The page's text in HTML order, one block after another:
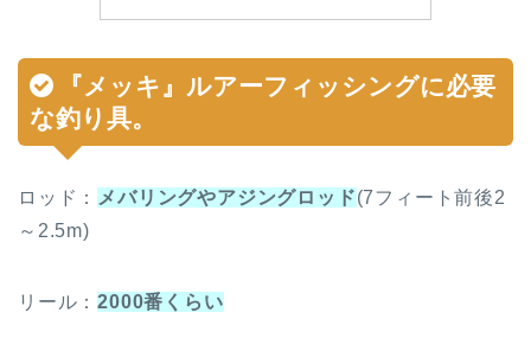
『メッキ』ルアーフィッシングに必要
な釣り具。
ロッド： メバリングやアジングロッド(7フィート前後2
～2.5m)
リール：2000番くらい